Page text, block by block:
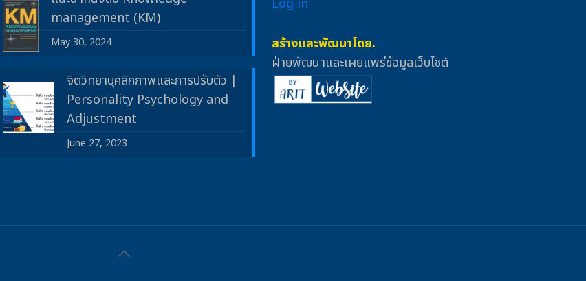
management (KM)
May 30, 2024
จิตวิทยาบุคลิกภาพและการปรับตัว |
Personality Psychology and
Adjustment
June 27, 2023
Log in
สร้างและพัฒนาโดย.
ฝ่ายพัฒนาและเผยแพร่ข้อมูลเว็บไซต์